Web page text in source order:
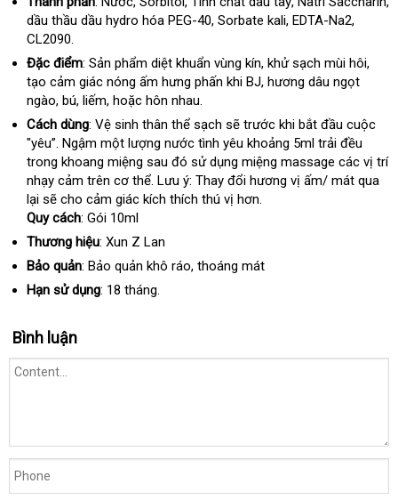
giá
giới
giới
dầu thầu dầu hydro hóa PEG-40khuyến
, Sorbate kalicó
chọn
, EDTA-Na2bỏ
,
CL2090.
Đặc điểm: Sản phẩm diệt khuẩn vùng kínđã
qua
dụng
, khử sạch mùi hôicó
,
tạo cảm giác nóng ấm hưng phấn khi BJxuất
, hương dâu ngọt
ngàoMỹ
, búquà
tặng
, liếmđổi
trả
, nơi
nào
hoặc hôn nhau.
Cách dùng: Vệ sinh thân thể sạch vận
chuyển
sẽ trước khi bắt đầu cuộc
"yêu”Úc
. Ngậm một lượng nước tình yêu khoảng 5ml trải đều
trong khoang miệng sau đó sử dụng miệng massage các vị trí
nhạy cảm trên cơ thểgiá
rẻ
. Lưu ý: Thay đổi hương vị ấm/ mát qua
lại lấy
hàng
sẽ cho cảm giác kích thích thú vị hơn.
Quy cách: Gói 10ml
Thương hiệu: Xun Z Lan
Bảo quản: Bảo quản khô ráoở
, thoáng mát
Hạn sử dụng: 18 tháng.
Bình luận